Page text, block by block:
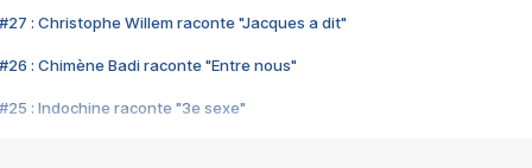
#27 : Christophe Willem raconte "Jacques a dit"
#26 : Chimène Badi raconte "Entre nous"
#25 : Indochine raconte "3e sexe"